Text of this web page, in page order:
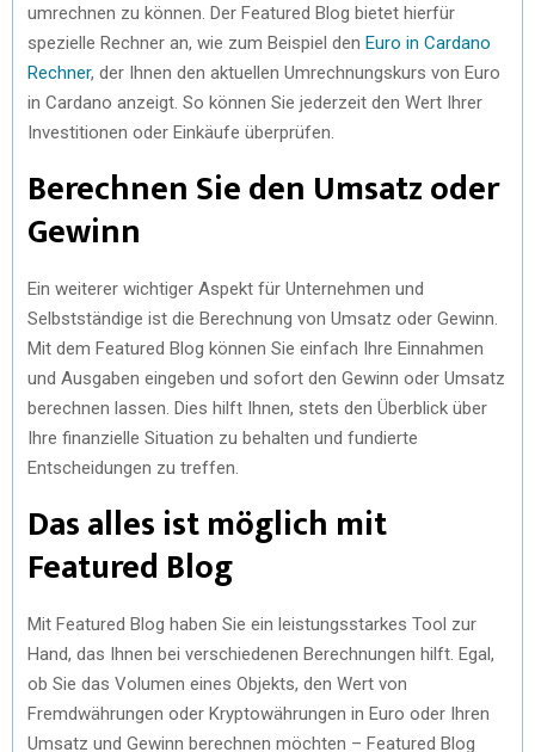
umrechnen zu können. Der Featured Blog bietet hierfür
spezielle Rechner an, wie zum Beispiel den Euro in Cardano
Rechner, der Ihnen den aktuellen Umrechnungskurs von Euro
in Cardano anzeigt. So können Sie jederzeit den Wert Ihrer
Investitionen oder Einkäufe überprüfen.
Berechnen Sie den Umsatz oder
Gewinn
Ein weiterer wichtiger Aspekt für Unternehmen und
Selbstständige ist die Berechnung von Umsatz oder Gewinn.
Mit dem Featured Blog können Sie einfach Ihre Einnahmen
und Ausgaben eingeben und sofort den Gewinn oder Umsatz
berechnen lassen. Dies hilft Ihnen, stets den Überblick über
Ihre finanzielle Situation zu behalten und fundierte
Entscheidungen zu treffen.
Das alles ist möglich mit
Featured Blog
Mit Featured Blog haben Sie ein leistungsstarkes Tool zur
Hand, das Ihnen bei verschiedenen Berechnungen hilft. Egal,
ob Sie das Volumen eines Objekts, den Wert von
Fremdwährungen oder Kryptowährungen in Euro oder Ihren
Umsatz und Gewinn berechnen möchten – Featured Blog